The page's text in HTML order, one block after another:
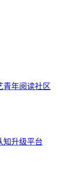
青年阅读社区
知升级平台